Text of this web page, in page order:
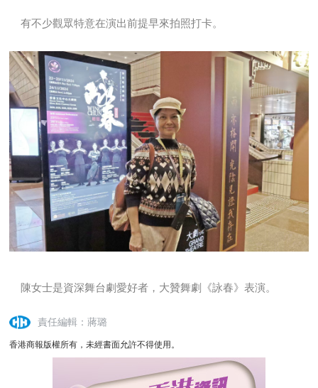
有不少觀眾特意在演出前提早來拍照打卡。
陳女士是資深舞台劇愛好者，大贊舞劇《詠春》表演。
責任編輯：蔣璐
香港商報版權所有，未經書面允許不得使用。